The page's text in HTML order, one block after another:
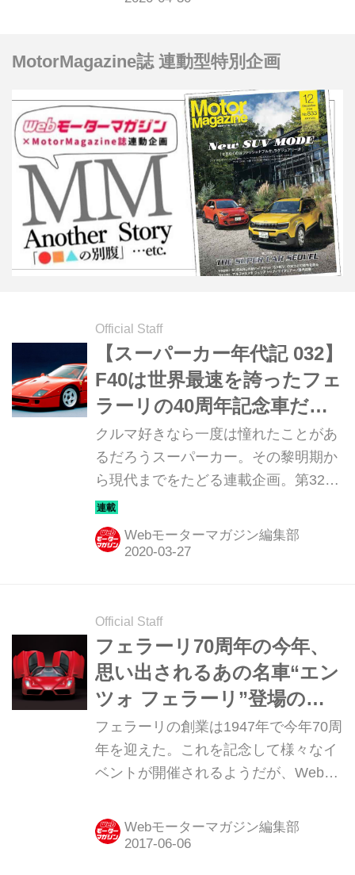
MotorMagazine誌 連動型特別企画
Official Staff
【スーパーカー年代記 032】
F40は世界最速を誇ったフェ
ラーリの40周年記念車だっ
た
クルマ好きなら一度は憧れたことがあ
るだろうスーパーカー。その黎明期か
ら現代までをたどる連載企画。第32回
は「フェラーリ F40」だ。
Webモーターマガジン編集部
Official Staff
フェラーリ70周年の今年、
思い出されるあの名車“エン
ツォ フェラーリ”登場の
2002年は凄かった【トピッ
クス】
フェラーリの創業は1947年で今年70周
年を迎えた。これを記念して様々なイ
ベントが開催されるようだが、Webモ
フェラーリ70周年のマイルストーンを
振り返ってみたいと思う。第2回は“エ
Webモーターマガジン編集部